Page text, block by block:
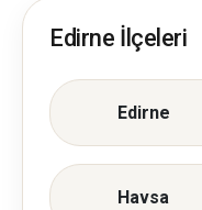
Edirne İlçeleri
Edirne
Havsa